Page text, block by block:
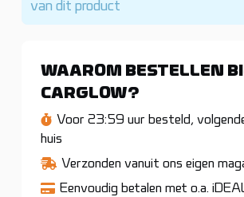
aantal
van dit product
WAAROM BESTELLEN
CARGLOW?
Voor 23:59 uur besteld,
huis
Verzonden vanuit ons eigen
Eenvoudig betalen met o.a.